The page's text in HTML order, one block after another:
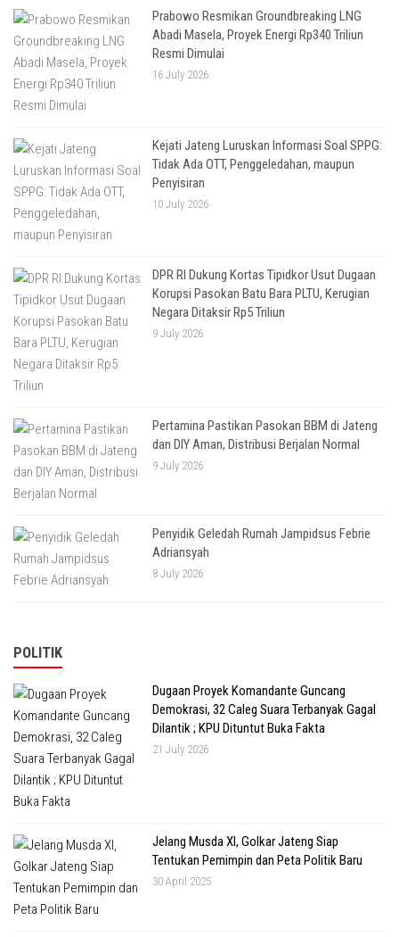
Prabowo Resmikan Groundbreaking LNG
Abadi Masela, Proyek Energi Rp340 Triliun
Resmi Dimulai
16 July 2026
Kejati Jateng Luruskan Informasi Soal SPPG:
Tidak Ada OTT, Penggeledahan, maupun
Penyisiran
10 July 2026
DPR RI Dukung Kortas Tipidkor Usut Dugaan
Korupsi Pasokan Batu Bara PLTU, Kerugian
Negara Ditaksir Rp5 Triliun
9 July 2026
Pertamina Pastikan Pasokan BBM di Jateng
dan DIY Aman, Distribusi Berjalan Normal
9 July 2026
Penyidik Geledah Rumah Jampidsus Febrie
Adriansyah
8 July 2026
POLITIK
Dugaan Proyek Komandante Guncang
Demokrasi, 32 Caleg Suara Terbanyak Gagal
Dilantik ; KPU Dituntut Buka Fakta
21 July 2026
Jelang Musda XI, Golkar Jateng Siap
Tentukan Pemimpin dan Peta Politik Baru
30 April 2025